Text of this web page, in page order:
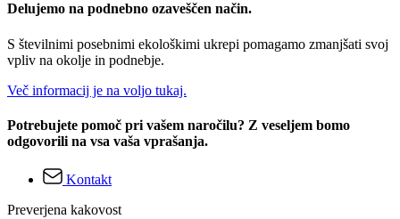
Delujemo na podnebno ozaveščen način.
S številnimi posebnimi ekološkimi ukrepi pomagamo zmanjšati svoj
vpliv na okolje in podnebje.
Več informacij je na voljo tukaj.
Potrebujete pomoč pri vašem naročilu? Z veseljem bomo
odgovorili na vsa vaša vprašanja.
Kontakt
Preverjena kakovost